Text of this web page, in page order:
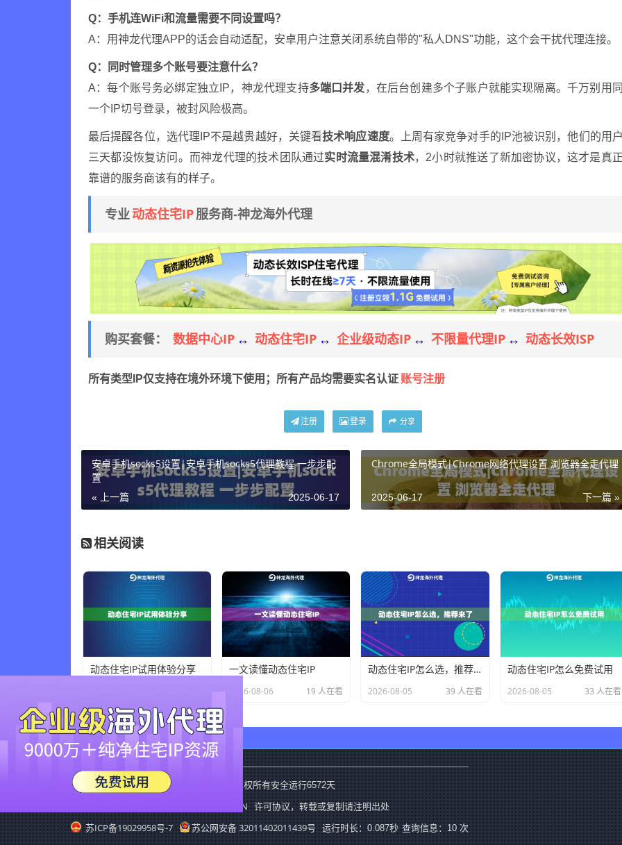
Q：手机连WiFi和流量需要不同设置吗？
A：用神龙代理APP的话会自动适配，安卓用户注意关闭系统自带的"私人DNS"功能，这个会干扰代理连接。
Q：同时管理多个账号要注意什么？
A：每个账号务必绑定独立IP，神龙代理支持多端口并发，在后台创建多个子账户就能实现隔离。千万别用同
一个IP切号登录，被封风险极高。
最后提醒各位，选代理IP不是越贵越好，关键看技术响应速度。上周有家竞争对手的IP池被识别，他们的用户
三天都没恢复访问。而神龙代理的技术团队通过实时流量混淆技术，2小时就推送了新加密协议，这才是真正
靠谱的服务商该有的样子。
专业 动态住宅IP 服务商-神龙海外代理
购买套餐： 数据中心IP ↔ 动态住宅IP ↔ 企业级动态IP ↔ 不限量代理IP ↔ 动态长效ISP
所有类型IP仅支持在境外环境下使用；所有产品均需要实名认证 账号注册
注册 登录 分享
安卓手机socks5设置|安卓手机socks5代理教程 一步步配
置
« 上一篇 2025-06-17
Chrome全局模式|Chrome网络代理设置 浏览器全走代理
下一篇 »
2025-06-17
相关阅读
动态住宅IP试用体验分享 一文读懂动态住宅IP
2026-08-06 19 人在看
动态住宅IP怎么选，推荐来了
2026-08-05 39 人在看
动态住宅IP怎么免费试用
2026-08-05 33 人在看
Copyright 2015-2019 神龙海外动态IP 版权所有安全运行6572天
CC BY-NC-SA 3.0 CN 许可协议，转载或复制请注明出处
苏ICP备19029958号-7 苏公网安备 32011402011439号 运行时长：0.087秒 查询信息：10 次